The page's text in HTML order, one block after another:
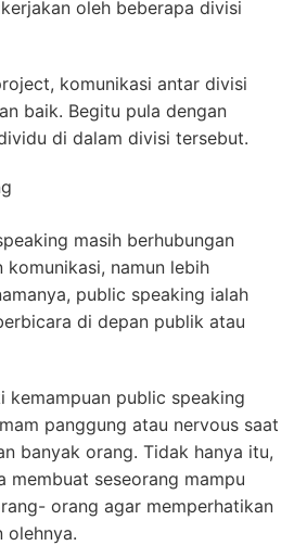
oleh beberapa divisi
komunikasi antar divisi
baik. Begitu pula dengan
di dalam divisi tersebut.
masih berhubungan
komunikasi, namun lebih
public speaking ialah
di depan publik atau
kemampuan public speaking
panggung atau nervous saat
banyak orang. Tidak hanya itu,
membuat seseorang mampu
orang agar memperhatikan
olehnya.